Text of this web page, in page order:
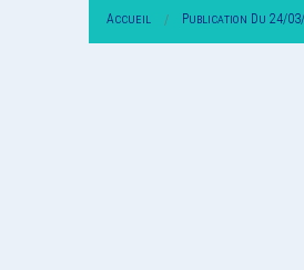
Accueil Publication Du 24/